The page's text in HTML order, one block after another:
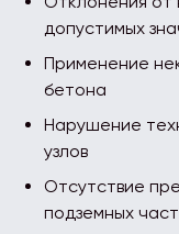
допустимых
Применение
бетона
Нарушение
узлов
Отсутствие
подземных